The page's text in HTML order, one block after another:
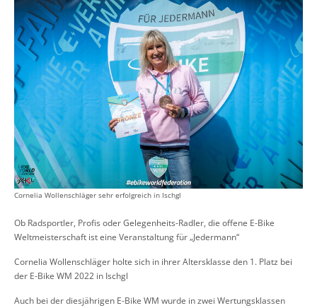
Cornelia Wollenschläger sehr erfolgreich in Ischgl
Ob Radsportler, Profis oder Gelegenheits-Radler, die offene E-Bike
Weltmeisterschaft ist eine Veranstaltung für „Jedermann“
Cornelia Wollenschläger holte sich in ihrer Altersklasse den 1. Platz bei
der E-Bike WM 2022 in Ischgl
Auch bei der diesjährigen E-Bike WM wurde in zwei Wertungsklassen